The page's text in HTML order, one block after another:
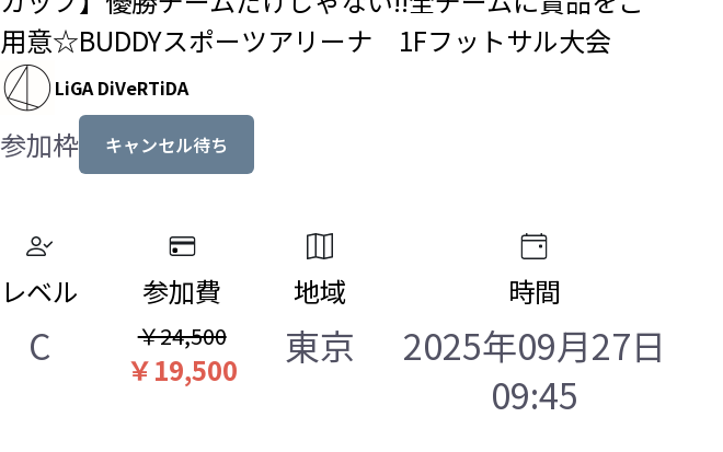
用意☆BUDDYスポーツアリーナ 1Fフットサル大会
LiGA DiVeRTiDA
参加枠 キャンセル待ち
レベル
C
参加費
￥24,500
￥19,500
地域
東京
時間
2025年09月27日
09:45